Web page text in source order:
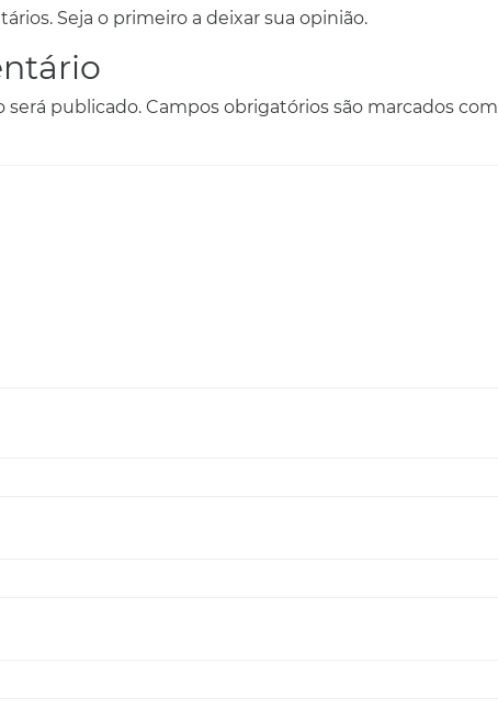
Seja o primeiro a deixar sua opinião.
será publicado. Campos obrigatórios são marcados com